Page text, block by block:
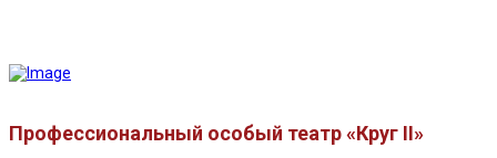
Профессиональный особый театр «Круг II»